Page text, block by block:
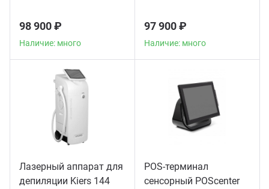
98 900 ₽
Наличие: много
97 900 ₽
Наличие: много
Лазерный аппарат для
депиляции Kiers 144
POS-терминал
сенсорный POScenter